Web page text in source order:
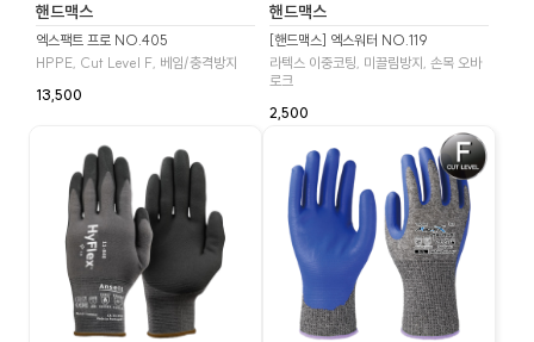
핸드맥스
엑스팩트 프로 NO.405
HPPE, Cut Level F, 베임/충격방지
13,500
핸드맥스
[핸드맥스] 엑스워터 NO.119
라텍스 이중코팅, 미끌림방지, 손목 오바
로크
2,500